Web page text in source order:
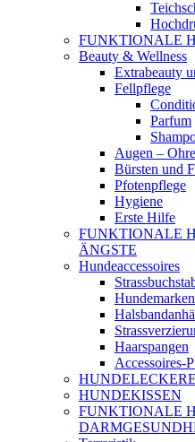
FUNKTIONALE
Beauty & Wellness
Extrabeauty
Fellpflege
Parfum
Augen –
Bürsten und
Pfotenpflege
Hygiene
Erste Hilfe
FUNKTIONALE
ÄNGSTE
Hundeaccessoires
Hundemarken
Haarspangen
Accessoires-
HUNDEKISSEN
FUNKTIONALE